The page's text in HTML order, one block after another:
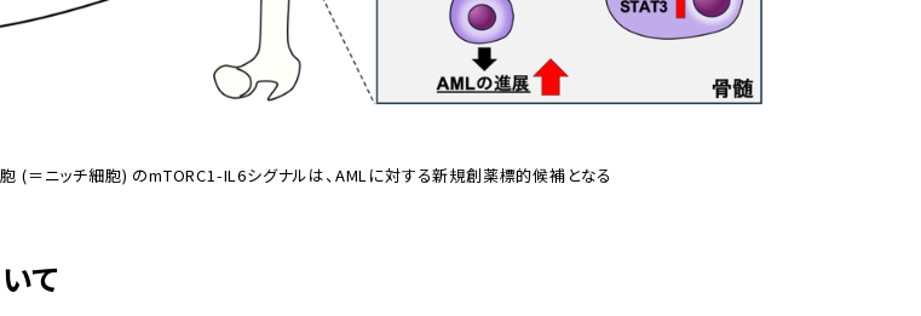
(＝ニッチ細胞) のmTORC1-IL6シグナルは、AMLに対する新規創薬標的候補となる
て